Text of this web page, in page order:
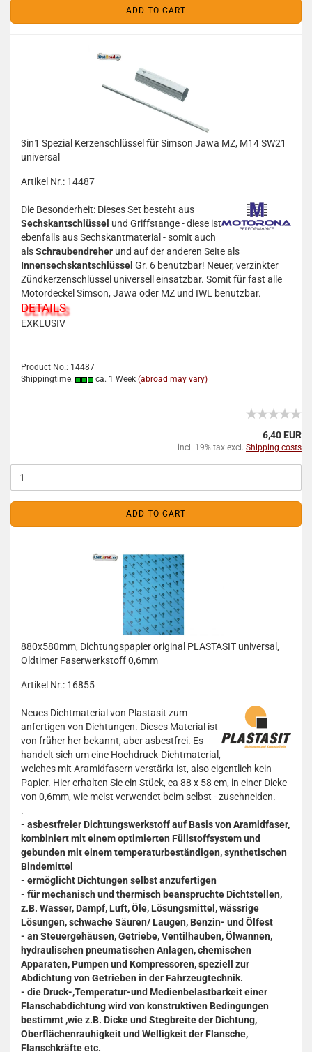
ADD TO CART
3in1 Spezial Kerzenschlüssel für Simson Jawa MZ, M14 SW21
universal
Artikel Nr.: 14487
Die Besonderheit: Dieses Set besteht aus
Sechskantschlüssel und Griffstange - diese ist
ebenfalls aus Sechskantmaterial - somit auch
alsSchraubendreher und auf der anderen Seite als
Innensechskantschlüssel Gr. 6 benutzbar! Neuer, verzinkter
Zündkerzenschlüssel universell einsatzbar. Somit für fast alle
Motordeckel Simson, Jawa oder MZ und IWL benutzbar.
DETAILS
EXKLUSIV
Product No.: 14487
Shippingtime:
ca. 1 Week (abroad may vary)
6,40 EUR
incl. 19% tax excl. Shipping costs
ADD TO CART
880x580mm, Dichtungspapier original PLASTASIT universal,
Oldtimer Faserwerkstoff 0,6mm
Artikel Nr.: 16855
Neues Dichtmaterial von Plastasit zum
anfertigen von Dichtungen. Dieses Material ist
von früher her bekannt, aber asbestfrei. Es
handelt sich um eine Hochdruck-Dichtmaterial,
welches mit Aramidfasern verstärkt ist, also eigentlich kein
Papier. Hier erhalten Sie ein Stück, ca 88 x 58 cm, in einer Dicke
von 0,6mm, wie meist verwendet beim selbst - zuschneiden.
.
- asbestfreier Dichtungswerkstoff auf Basis von Aramidfaser,
kombiniert mit einem optimierten Füllstoffsystem und
gebunden mit einem temperaturbeständigen, synthetischen
Bindemittel
- ermöglicht Dichtungen selbst anzufertigen
- für mechanisch und thermisch beanspruchte Dichtstellen,
z.B. Wasser, Dampf, Luft, Öle, Lösungsmittel, wässrige
Lösungen, schwache Säuren/ Laugen, Benzin- und Ölfest
- an Steuergehäusen, Getriebe, Ventilhauben, Ölwannen,
hydraulischen pneumatischen Anlagen, chemischen
Apparaten, Pumpen und Kompressoren, speziell zur
Abdichtung von Getrieben in der Fahrzeugtechnik.
- die Druck-,Temperatur-und Medienbelastbarkeit einer
Flanschabdichtung wird von konstruktiven Bedingungen
bestimmt ,wie z.B. Dicke und Stegbreite der Dichtung,
Oberflächenrauhigkeit und Welligkeit der Flansche,
Flanschkräfte etc.